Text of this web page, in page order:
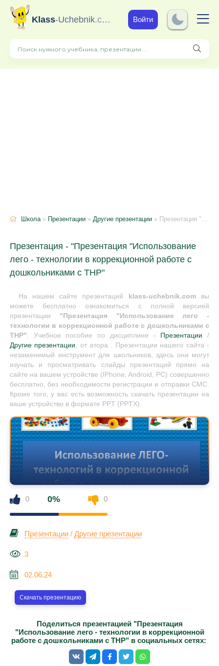
Klass-Uchebnik.com Войти
Школа» Презентации » Другие презентации » Презентация "Использование лего - технологии в коррекционной работе с дошкольниками с ТНР
Презентация - "Презентация "Использование
лего - технологии в коррекционной работе с
дошкольниками с ТНР"
На нашем сайте презентаций klass-uchebnik.comвы
можете бесплатно ознакомиться с полной версией
презентации "Презентация "Использование лего -
технологии в коррекционной работе с дошкольниками с
ТНР". Учебное пособие по дисциплине - Презентации /
Другие презентации, от атора . Презентации нашего сайта -
незаменимый инструмент для школьников, здесь они могут
изучать и просматривать слайды презентаций прямо на
сайте на вашем устройстве (IPhone, Android, PC) совершенно
бесплатно, без необходимости регистрации и отправки СМС.
Кроме того, у вас есть возможность скачать презентации на
ваше устройство в формате PPT (PPTX).
0 0% 0
Презентации / Другие презентации
3
02.06.24
Скачать презентацию
Поделиться презентацией "Презентация
"Использование лего - технологии в коррекционной
работе с дошкольниками с ТНР" в социальных сетях: